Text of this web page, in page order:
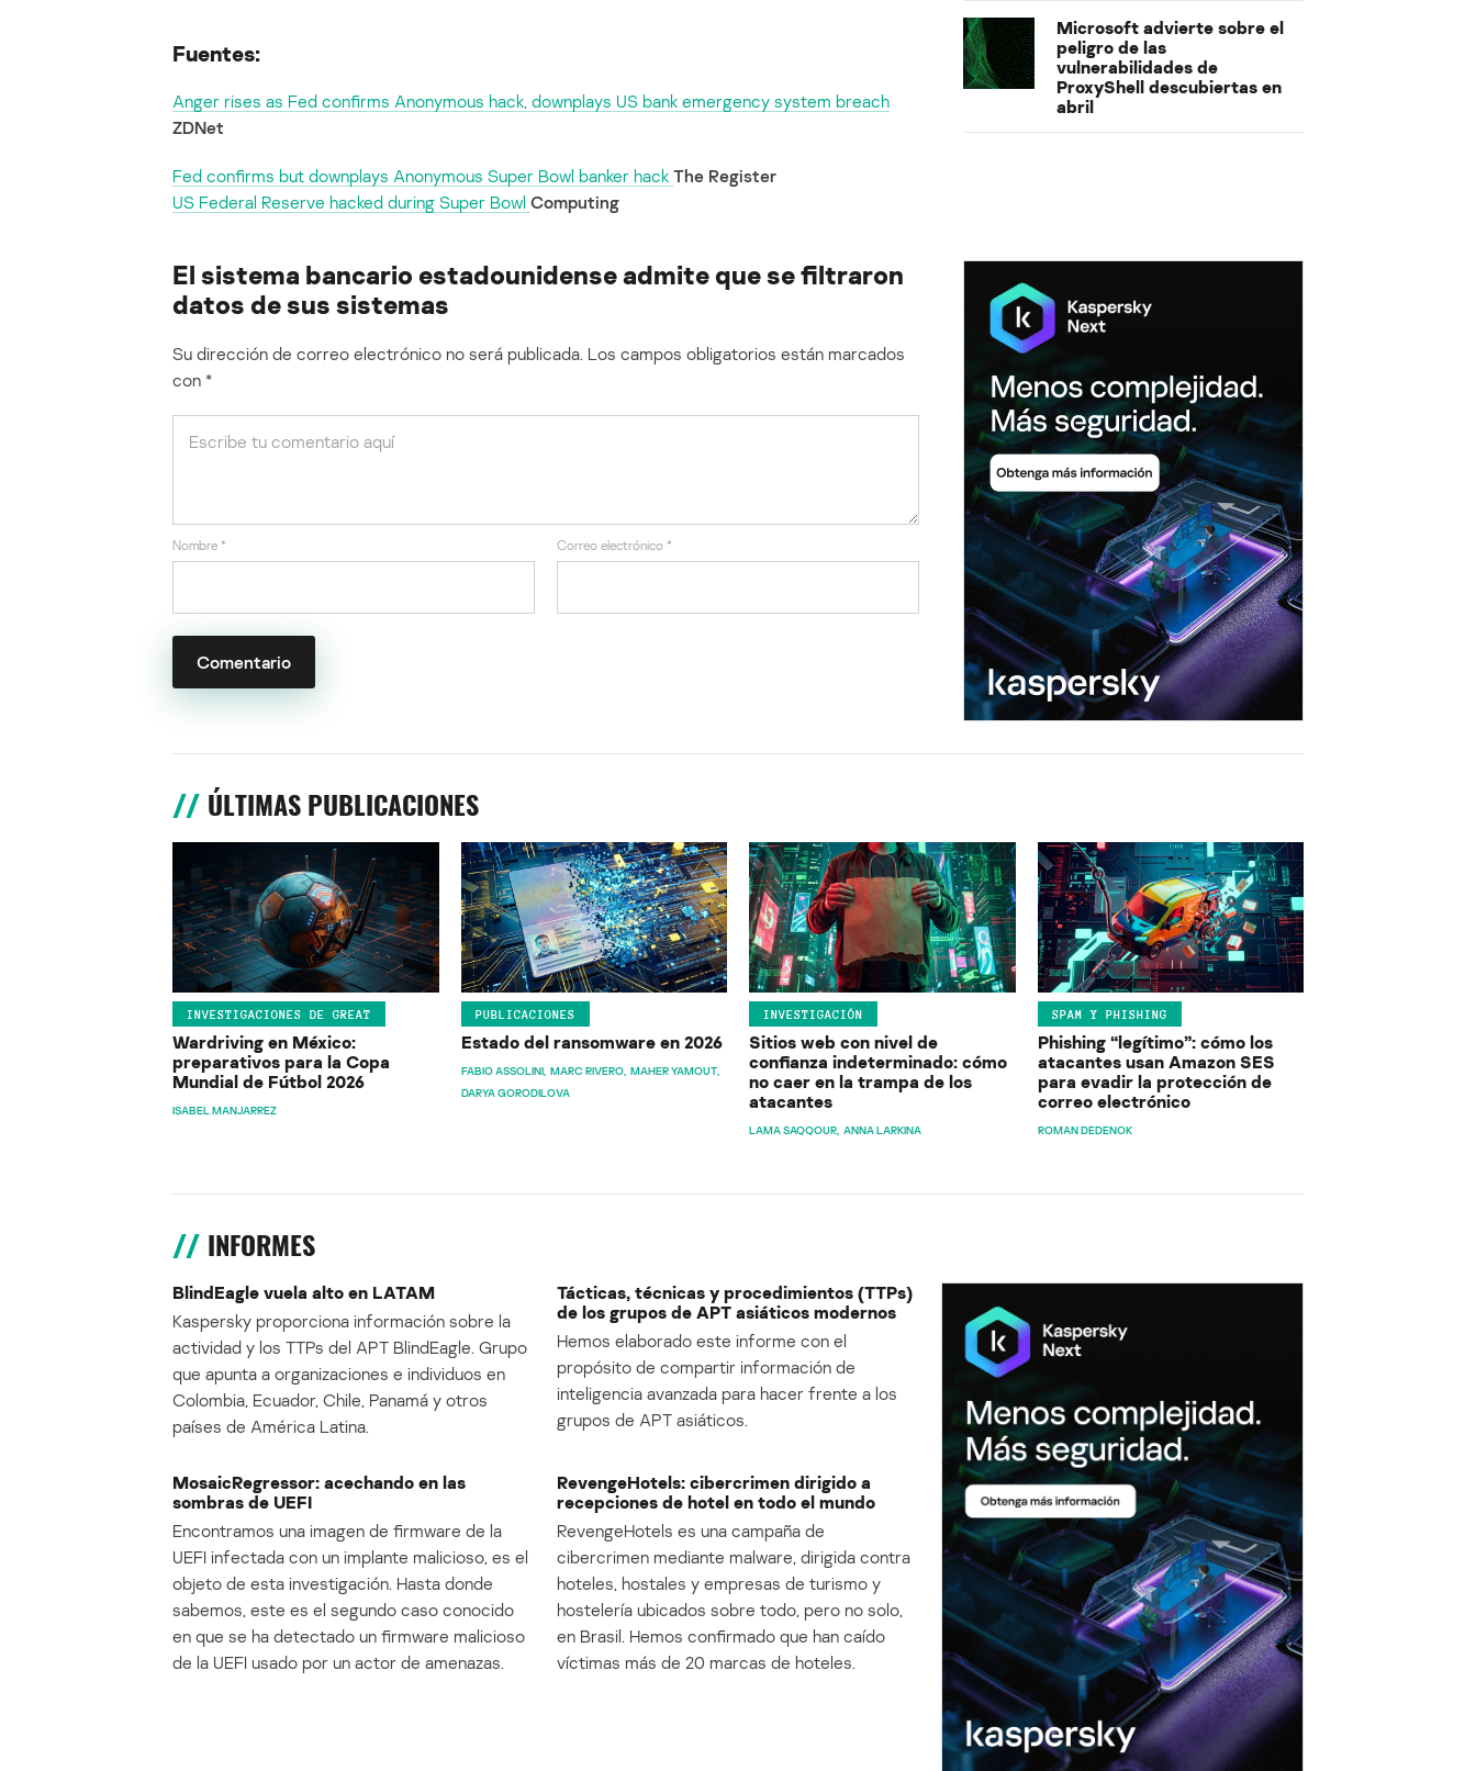
Fuentes:
Anger rises as Fed confirms Anonymous hack, downplays US bank emergency system breach
ZDNet
Fed confirms but downplays Anonymous Super Bowl banker hack The Register
US Federal Reserve hacked during Super Bowl Computing
El sistema bancario estadounidense admite que se filtraron
datos de sus sistemas
Su dirección de correo electrónico no será publicada. Los campos obligatorios están marcados
con *
Nombre * Correo electrónico *
Microsoft advierte sobre el
peligro de las
vulnerabilidades de
ProxyShell descubiertas en
abril
ÚLTIMAS PUBLICACIONES
INVESTIGACIONES DE GREAT
Wardriving en México:
preparativos para la Copa
Mundial de Fútbol 2026
ISABEL MANJARREZ
PUBLICACIONES
Estado del ransomware en 2026
FABIO ASSOLINI MARC RIVERO MAHER YAMOUT
DARYA GORODILOVA
INVESTIGACIÓN
Sitios web con nivel de
confianza indeterminado: cómo
no caer en la trampa de los
atacantes
LAMA SAQQOUR ANNA LARKINA
SPAM Y PHISHING
Phishing “legítimo”: cómo los
atacantes usan Amazon SES
para evadir la protección de
correo electrónico
ROMAN DEDENOK
INFORMES
BlindEagle vuela alto en LATAM
Kaspersky proporciona información sobre la
actividad y los TTPs del APT BlindEagle. Grupo
que apunta a organizaciones e individuos en
Colombia, Ecuador, Chile, Panamá y otros
países de América Latina.
Tácticas, técnicas y procedimientos (TTPs)
de los grupos de APT asiáticos modernos
Hemos elaborado este informe con el
propósito de compartir información de
inteligencia avanzada para hacer frente a los
grupos de APT asiáticos.
MosaicRegressor: acechando en las
sombras de UEFI
Encontramos una imagen de firmware de la
UEFI infectada con un implante malicioso, es el
objeto de esta investigación. Hasta donde
sabemos, este es el segundo caso conocido
en que se ha detectado un firmware malicioso
de la UEFI usado por un actor de amenazas.
RevengeHotels: cibercrimen dirigido a
recepciones de hotel en todo el mundo
RevengeHotels es una campaña de
cibercrimen mediante malware, dirigida contra
hoteles, hostales y empresas de turismo y
hostelería ubicados sobre todo, pero no solo,
en Brasil. Hemos confirmado que han caído
víctimas más de 20 marcas de hoteles.